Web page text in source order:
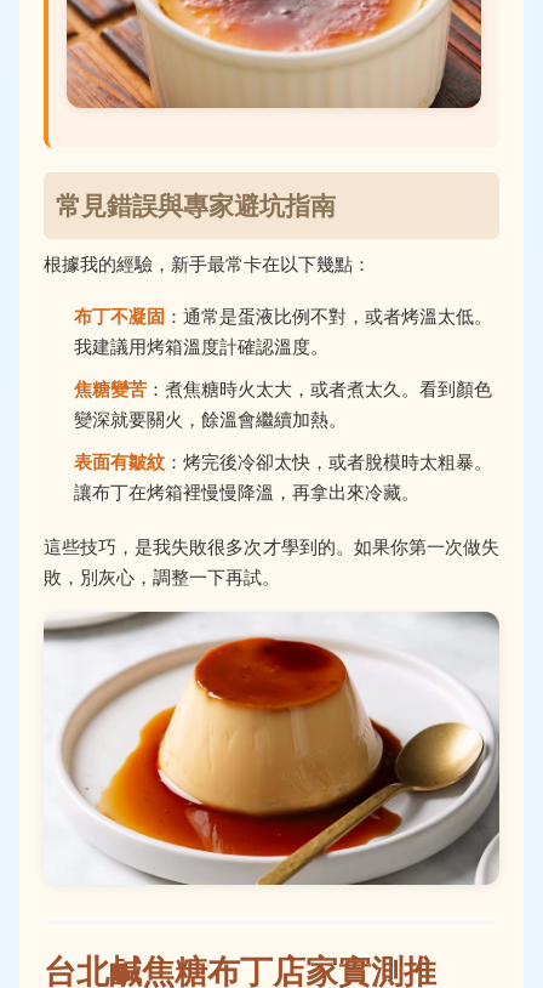
常見錯誤與專家避坑指南
根據我的經驗，新手最常卡在以下幾點：
布丁不凝固 ：通常是蛋液比例不對，或者烤溫太低。
我建議用烤箱溫度計確認溫度。
焦糖變苦 ：煮焦糖時火太大，或者煮太久。看到顏色
變深就要關火，餘溫會繼續加熱。
表面有皺紋 ：烤完後冷卻太快，或者脫模時太粗暴。
讓布丁在烤箱裡慢慢降溫，再拿出來冷藏。
這些技巧，是我失敗很多次才學到的。如果你第一次做失
敗，別灰心，調整一下再試。
台北鹹焦糖布丁店家實測推